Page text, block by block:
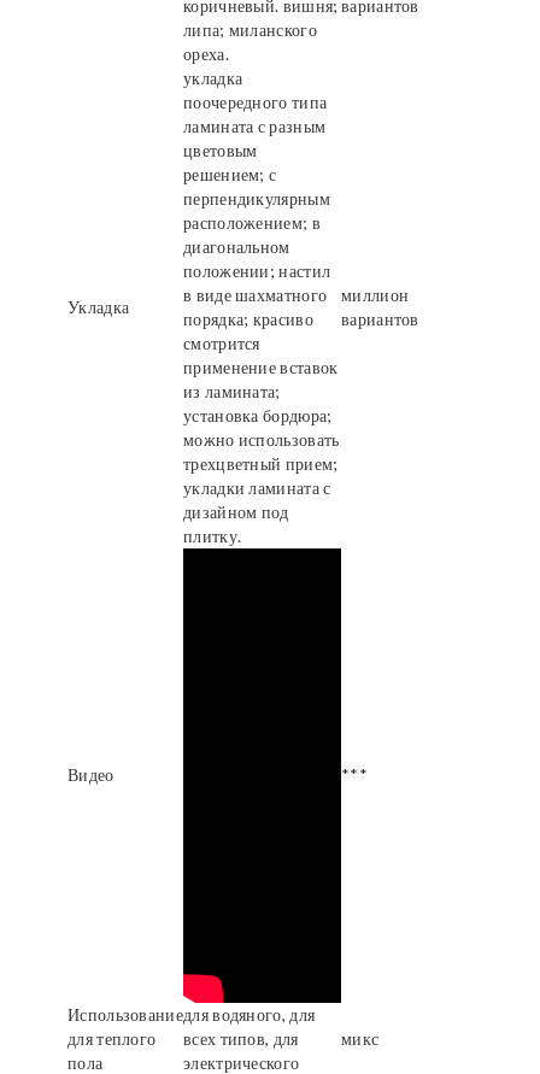
коричневый. вишня;
липа; миланского
ореха.
вариантов
Укладка
укладка
поочередного типа
ламината с разным
цветовым
решением; с
перпендикулярным
расположением; в
диагональном
положении; настил
в виде шахматного
порядка; красиво
смотрится
применение вставок
из ламината;
установка бордюра;
можно использовать
трехцветный прием;
укладки ламината с
дизайном под
плитку.
миллион
вариантов
Видео ***
Использование
для теплого
пола
для водяного, для
всех типов, для
электрического
микс